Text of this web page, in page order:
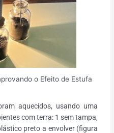
o Efeito de Estufa
aquecidos, usando uma
com terra: 1 sem tampa,
preto a envolver (figura